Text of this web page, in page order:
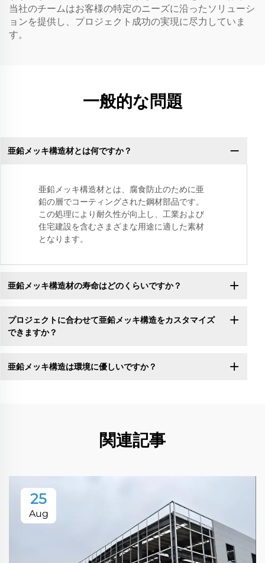
当社のチームはお客様の特定のニーズに沿ったソリューシ
ョンを提供し、プロジェクト成功の実現に尽力していま
す。
一般的な問題
亜鉛メッキ構造材とは何ですか？
亜鉛メッキ構造材とは、腐食防止のために亜
鉛の層でコーティングされた鋼材部品です。
この処理により耐久性が向上し、工業および
住宅建設を含むさまざまな用途に適した素材
となります。
亜鉛メッキ構造材の寿命はどのくらいですか？
プロジェクトに合わせて亜鉛メッキ構造をカスタマイズ
できますか？
亜鉛メッキ構造は環境に優しいですか？
関連記事
25
Aug